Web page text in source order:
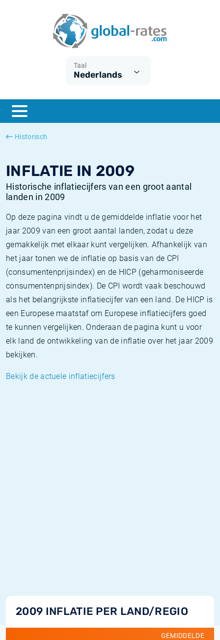
Taal
Nederlands
Historisch
INFLATIE IN 2009
Historische inflatiecijfers van een groot aantal
landen in 2009
Op deze pagina vindt u de gemiddelde inflatie voor het
jaar 2009 van een groot aantal landen, zodat u deze
gemakkelijk met elkaar kunt vergelijken. Afhankelijk van
het jaar tonen we de inflatie op basis van de CPI
(consumentenprijsindex) en de HICP (geharmoniseerde
consumentenprijsindex). De CPI wordt vaak beschouwd
als het belangrijkste inflatiecijfer van een land. De HICP is
een Europese maatstaf om Europese inflatiecijfers goed
te kunnen vergelijken. Onderaan de pagina kunt u voor
elk land de ontwikkeling van de inflatie over het jaar 2009
bekijken.
Bekijk de actuele inflatiecijfers
2009 INFLATIE PER LAND/REGIO
GEMIDDELDE
ESTER
SONIA
Wat is CPI inflatie?
Wat is HICP inflatie?
Nederlandse inflatie - CPI
Amerikaanse inflatie - CPI
Euribor historie
SOFR historie
TONAR historie
Inflatiecalculator